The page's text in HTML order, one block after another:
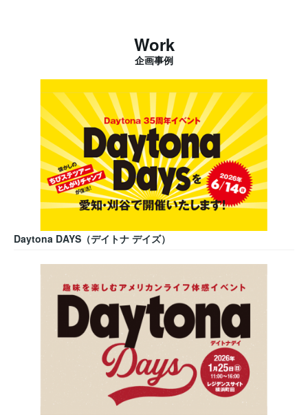
Work
企画事例
Daytona DAYS（デイトナ デイズ）